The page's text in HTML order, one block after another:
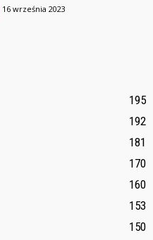
16 września 2023
195
192
181
170
160
153
150